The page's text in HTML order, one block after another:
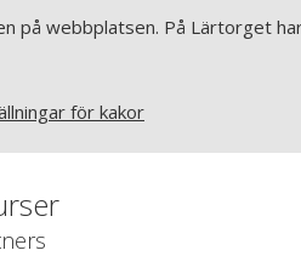
webbplatsen. På Lärtorget
för kakor